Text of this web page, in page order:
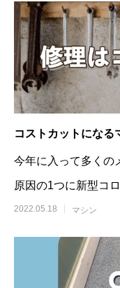
コストカットになる
今年に入って多くの
原因の1つに新型コ
から世界
2022.05.18 マシン